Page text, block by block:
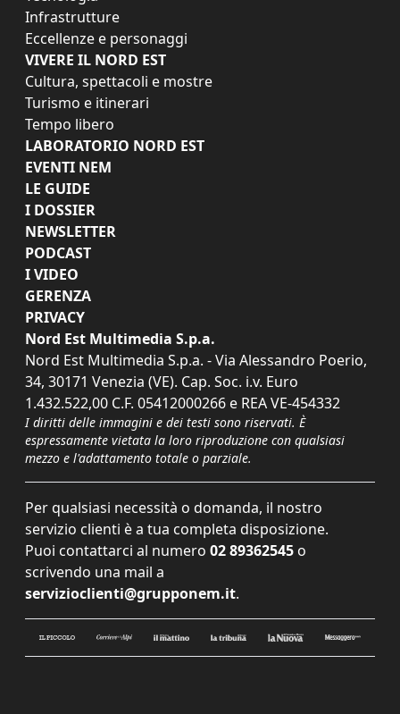
Infrastrutture
Eccellenze e personaggi
VIVERE IL NORD EST
Cultura, spettacoli e mostre
Turismo e itinerari
Tempo libero
LABORATORIO NORD EST
EVENTI NEM
LE GUIDE
I DOSSIER
NEWSLETTER
PODCAST
I VIDEO
GERENZA
PRIVACY
Nord Est Multimedia S.p.a.
Nord Est Multimedia S.p.a. - Via Alessandro Poerio,
34, 30171 Venezia (VE). Cap. Soc. i.v. Euro
1.432.522,00 C.F. 05412000266 e REA VE-454332
I diritti delle immagini e dei testi sono riservati. È
espressamente vietata la loro riproduzione con qualsiasi
mezzo e l'adattamento totale o parziale.
Per qualsiasi necessità o domanda, il nostro
servizio clienti è a tua completa disposizione.
Puoi contattarci al numero 02 89362545 o
scrivendo una mail a
servizioclienti@grupponem.it.